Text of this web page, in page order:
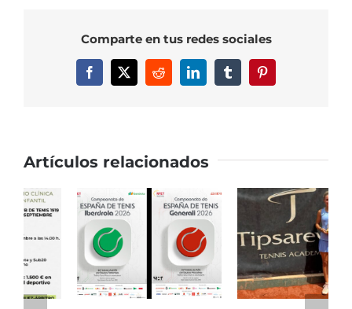
Comparte en tus redes sociales
Facebook
X RedditLinkedInTumblrPinterest
Artículos relacionados